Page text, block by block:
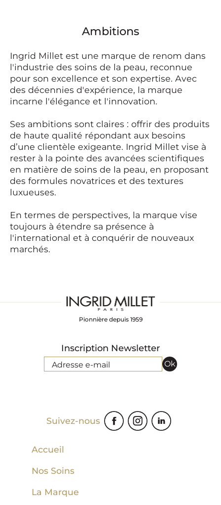
Ambitions
Ingrid Millet est une marque de renom dans
l'industrie des soins de la peau, reconnue
pour son excellence et son expertise. Avec
des décennies d'expérience, la marque
incarne l'élégance et l'innovation.
Ses ambitions sont claires : offrir des produits
de haute qualité répondant aux besoins
d’une clientèle exigeante. Ingrid Millet vise à
rester à la pointe des avancées scientifiques
en matière de soins de la peau, en proposant
des formules novatrices et des textures
luxueuses.
En termes de perspectives, la marque vise
toujours à étendre sa présence à
l'international et à conquérir de nouveaux
marchés.
Pionnière depuis 1959
Inscription Newsletter
Adresse e-mail Ok
Suivez-nous
Accueil
Nos Soins
La Marque